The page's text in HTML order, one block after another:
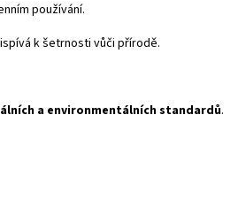
používání.
k šetrnosti vůči přírodě.
a environmentálních standardů.